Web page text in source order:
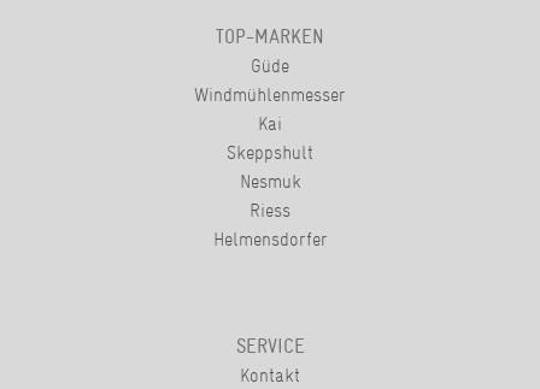
TOP-MARKEN
Güde
Windmühlenmesser
Kai
Skeppshult
Nesmuk
Riess
Helmensdorfer
SERVICE
Kontakt